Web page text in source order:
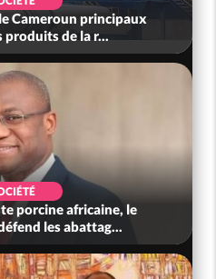
Cameroun principaux
produits de la r...
porcine africaine, le
les abattag...